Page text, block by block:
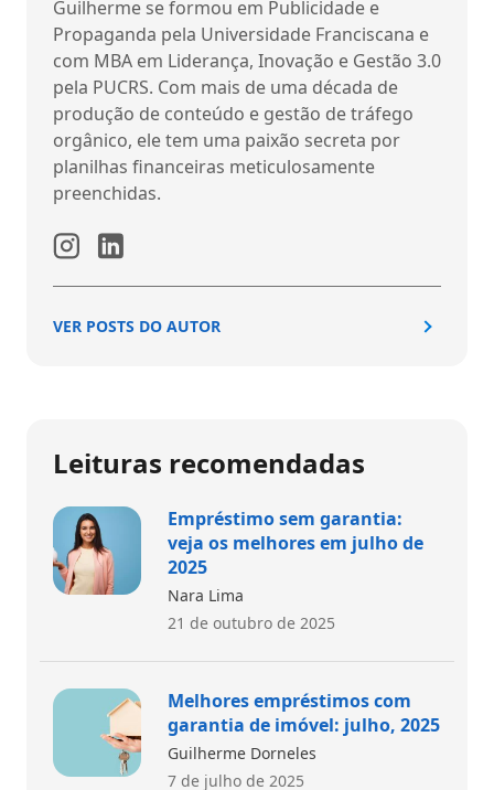
Guilherme se formou em Publicidade e
Propaganda pela Universidade Franciscana e
com MBA em Liderança, Inovação e Gestão 3.0
pela PUCRS. Com mais de uma década de
produção de conteúdo e gestão de tráfego
orgânico, ele tem uma paixão secreta por
planilhas financeiras meticulosamente
preenchidas.
VER POSTS DO AUTOR
Leituras recomendadas
Empréstimo sem garantia:
veja os melhores em julho de
2025
Nara Lima
21 de outubro de 2025
Melhores empréstimos com
garantia de imóvel: julho, 2025
Guilherme Dorneles
7 de julho de 2025